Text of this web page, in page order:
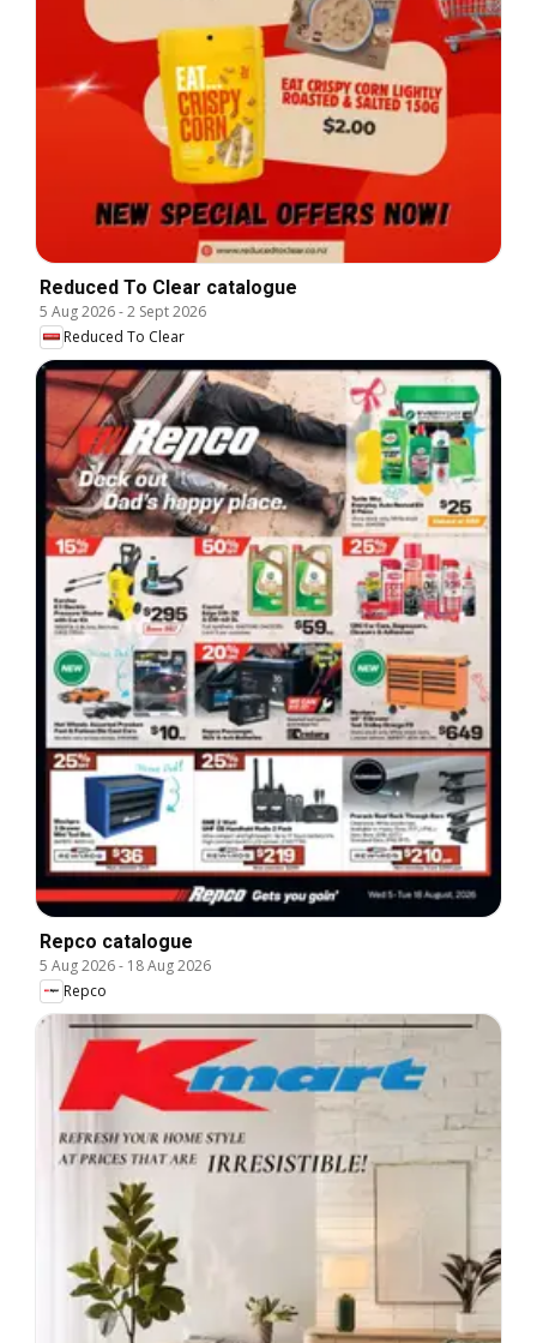
Reduced To Clear catalogue
5 Aug 2026-2 Sept 2026
Reduced To Clear
Repco catalogue
5 Aug 2026- 18 Aug 2026
Repco